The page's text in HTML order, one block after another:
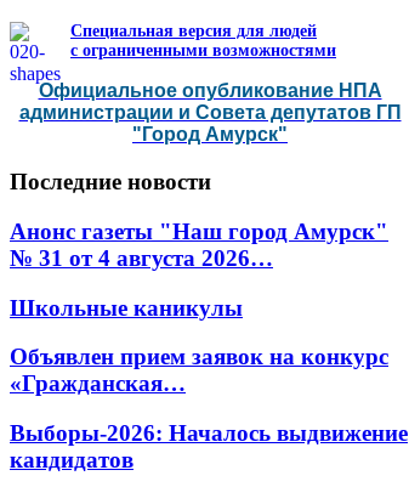
Специальная версия для людей
с ограниченными возможностями
Официальное опубликование НПА
администрации и Совета депутатов ГП
"Город Амурск"
Последние новости
Анонс газеты "Наш город Амурск"
№ 31 от 4 августа 2026…
Школьные каникулы
Объявлен прием заявок на конкурс
«Гражданская…
Выборы-2026: Началось выдвижение
кандидатов